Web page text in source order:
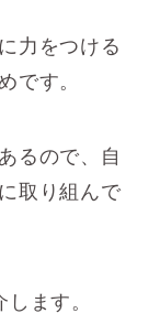
力をつける
です。
るので、自
取り組んで
ます。